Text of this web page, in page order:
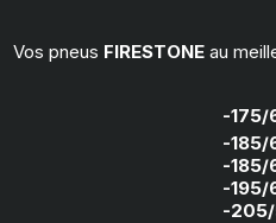
Vos pneus FIRESTONE au
-175/
-185/65R15
-185/65R15
-195/65R15
-205/55R16